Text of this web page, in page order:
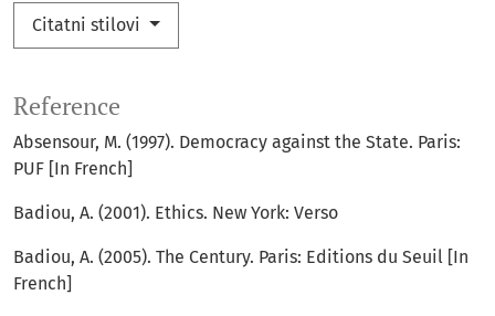
Citatni stilovi
Reference
Absensour, M. (1997). Democracy against the State. Paris:
PUF [In French]
Badiou, A. (2001). Ethics. New York: Verso
Badiou, A. (2005). The Century. Paris: Editions du Seuil [In
French]